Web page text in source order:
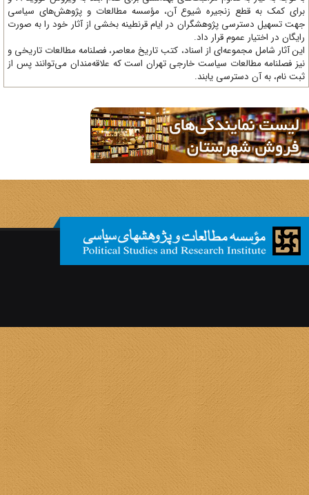
کمک به قطع زنجیره شیوع آن، مؤسسه مطالعات و پژوهش‌های سیاسی
تسهیل دسترسی پژوهشگران در ایام قرنطینه بخشی از آثار خود را به صورت
در اختیار عموم قرار داد.
آثار شامل مجموعه‌ای از اسناد، کتب تاریخ معاصر، فصلنامه‌ مطالعات تاریخی و
فصلنامه مطالعات سیاست خارجی تهران است که علاقه‌مندان می‌توانند پس از
نام، به آن دسترسی یابند.